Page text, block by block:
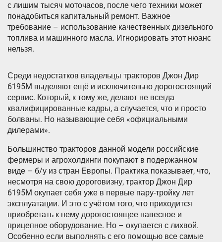
с лишим тысяч моточасов, после чего техники может
понадобиться капитальный ремонт. Важное
требование – использование качественных дизельного
топлива и машинного масла. Игнорировать этот нюанс
нельзя.
Среди недостатков владельцы тракторов Джон Дир
6195M выделяют ещё и исключительно дорогостоящий
сервис. Который, к тому же, делают не всегда
квалифицированные кадры, а случается, что и просто
болваны. Но называющие себя «официальными
дилерами».
Большинство тракторов данной модели российские
фермеры и агрохолдинги покупают в подержанном
виде – б/у из стран Европы. Практика показывает, что,
несмотря на свою дороговизну, трактор Джон Дир
6195M окупает себя уже в первые пару-тройку лет
эксплуатации. И это с учётом того, что приходится
приобретать к нему дорогостоящее навесное и
прицепное оборудование. Но – окупается с лихвой.
Особенно если выполнять с его помощью все самые